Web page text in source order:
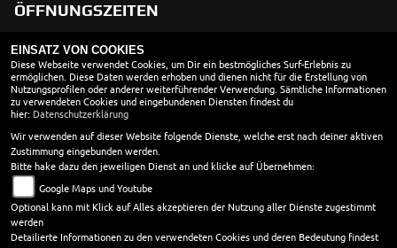
ÖFFNUNGSZEITEN
Montag:
geschlossen
Dienstag:
08:30 - 18:00
Mittwoch:
08:30 - 18:00
Donnerstag:
08:30 - 18:00
Freitag:
08:30 - 18:00
Samstag:
10:00 - 13:00
Sonntag:
geschlossen
Werkstatt
Montag - Donnerstag 8.30 - 18.00 Uhr
Freitag 8.30 - 17.00 Uhr
EINSATZ VON COOKIES
Diese Webseite verwendet Cookies, um Dir ein bestmögliches Surf-Erlebnis zu
ermöglichen. Diese Daten werden erhoben und dienen nicht für die Erstellung von
Nutzungsprofilen oder anderer weiterführender Verwendung. Sämtliche Informationen
zu verwendeten Cookies und eingebundenen Diensten findest du
hier: Datenschutzerklärung
Wir verwenden auf dieser Website folgende Dienste, welche erst nach deiner aktiven
Zustimmung eingebunden werden.
Bitte hake dazu den jeweiligen Dienst an und klicke auf Übernehmen:
Google Maps und Youtube
Optional kann mit Klick auf Alles akzeptieren der Nutzung aller Dienste zugestimmt
werden
Detailierte Informationen zu den verwendeten Cookies und deren Bedeutung findest